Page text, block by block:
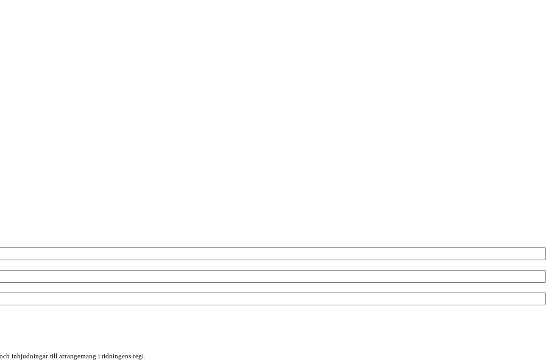
inbjudningar till arrangemang i tidningens regi.